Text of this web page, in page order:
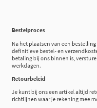
Bestelproces
Na het plaatsen van een
definitieve bestel- en
betaling bij ons binnen is,
werkdagen.
Retourbeleid
Je kunt bij ons een artikel altijd
richtlijnen waar je rekening mee